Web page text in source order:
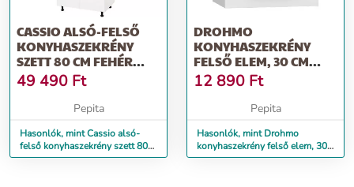
CASSIO ALSÓ-FELSŐ
KONYHASZEKRÉNY
SZETT 80 CM FEHÉR
SZÍNBEN
49 490 Ft
Pepita
Hasonlók, mint Cassio alsó-
felső konyhaszekrény szett 80
cm fehér színben
DROHMO
KONYHASZEKRÉNY
FELSŐ ELEM, 30 CM
SZÉLES, FEHÉR
12 890 Ft
Pepita
Hasonlók, mint Drohmo
konyhaszekrény felső elem, 30
cm széles, fehér